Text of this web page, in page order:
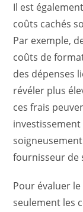
Il est
coûts cachés
Par exemple,
coûts de
des dépenses
révéler plus
ces frais
fournisseur de
Pour évaluer le
seulement les